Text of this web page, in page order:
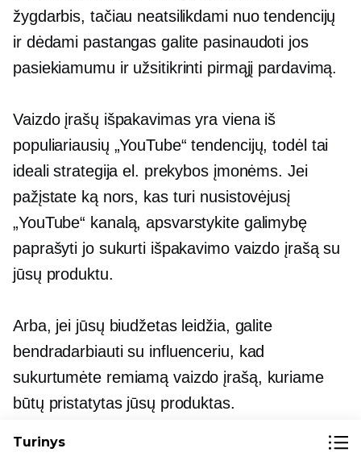
žygdarbis, tačiau neatsilikdami nuo tendencijų
ir dėdami pastangas galite pasinaudoti jos
pasiekiamumu ir užsitikrinti pirmąjį pardavimą.
Vaizdo įrašų išpakavimas yra viena iš
populiariausių „YouTube“ tendencijų, todėl tai
ideali strategija el. prekybos įmonėms. Jei
pažįstate ką nors, kas turi nusistovėjusį
„YouTube“ kanalą, apsvarstykite galimybę
paprašyti jo sukurti išpakavimo vaizdo įrašą su
jūsų produktu.
Arba, jei jūsų biudžetas leidžia, galite
bendradarbiauti su influenceriu, kad
sukurtumėte remiamą vaizdo įrašą, kuriame
būtų pristatytas jūsų produktas.
Nelikite tik išpakuoti yra tiek
Turinys